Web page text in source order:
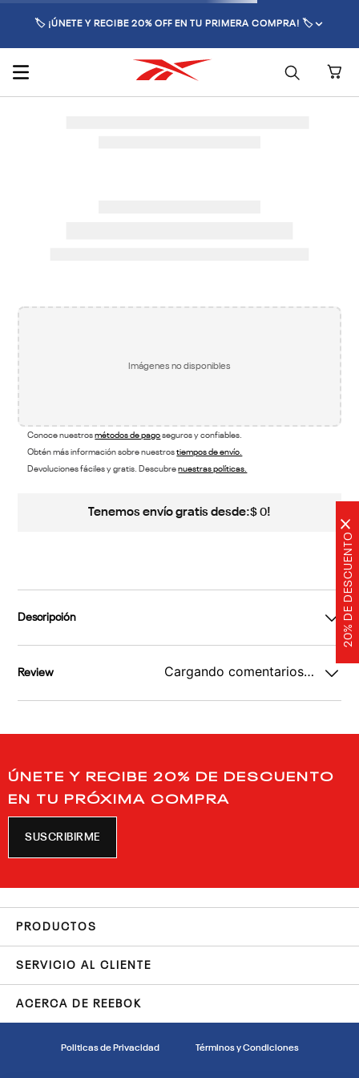
20% DE DESCUENTO
×
🏷️ ¡ÚNETE Y RECIBE 20% OFF EN TU PRIMERA COMPRA! 🏷️
Imágenes no disponibles
Conoce nuestrosmétodos de pagoseguros y confiables.
Obtén más información sobre nuestrostiempos de envío.
Devoluciones fáciles y gratis. Descubrenuestras políticas.
Tenemos envío gratis desde:$ 0!
Descripción
Review Cargando comentarios…
ÚNETE Y RECIBE 20% DE DESCUENTO
EN TU PRÓXIMA COMPRA
SUSCRIBIRME
PRODUCTOS
SERVICIO AL CLIENTE
ACERCA DE REEBOK
Politicas de Privacidad Términos y Condiciones